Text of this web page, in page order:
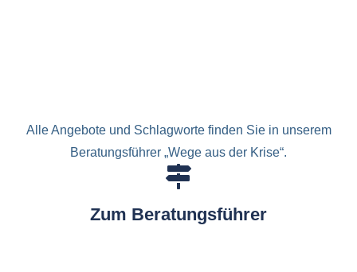
Alle Angebote und Schlagworte finden Sie in unserem
Beratungsführer „Wege aus der Krise“.
Zum Beratungsführer